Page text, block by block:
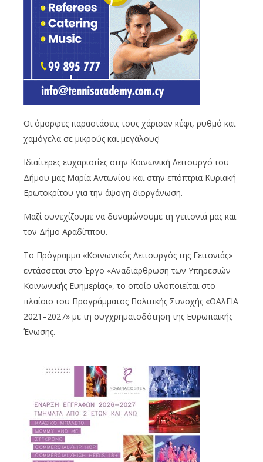
Οι όμορφες παραστάσεις τους χάρισαν κέφι, ρυθμό και
χαμόγελα σε μικρούς και μεγάλους!
Ιδιαίτερες ευχαριστίες στην Κοινωνική Λειτουργό του
Δήμου μας Μαρία Αντωνίου και στην επόπτρια Κυριακή
Ερωτοκρίτου για την άψογη διοργάνωση.
Μαζί συνεχίζουμε να δυναμώνουμε τη γειτονιά μας και
τον Δήμο Αραδίππου.
Το Πρόγραμμα «Κοινωνικός Λειτουργός της Γειτονιάς»
εντάσσεται στο Έργο «Αναδιάρθρωση των Υπηρεσιών
Κοινωνικής Ευημερίας», το οποίο υλοποιείται στο
πλαίσιο του Προγράμματος Πολιτικής Συνοχής «ΘΑλΕΙΑ
2021–2027» με τη συγχρηματοδότηση της Ευρωπαϊκής
Ένωσης.